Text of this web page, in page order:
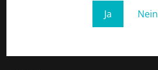
Ja Nein